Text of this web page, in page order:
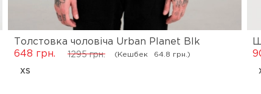
Толстовка чоловіча Urban Planet Blk
1295 грн.
648 грн. (Кешбек 64.8 грн.)
XS